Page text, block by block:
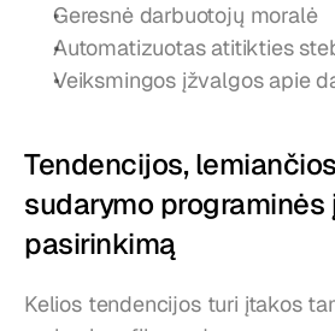
Geresnė darbuotojų moralė
Automatizuotas atitikties
Veiksmingos įžvalgos apie
Tendencijos,
sudarymo programinės
pasirinkimą
Kelios tendencijos turi įtakos